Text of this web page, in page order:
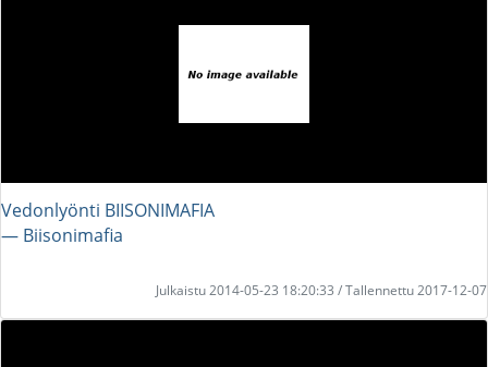
Vedonlyönti BIISONIMAFIA
― Biisonimafia
Julkaistu 2014-05-23 18:20:33 / Tallennettu 2017-12-07